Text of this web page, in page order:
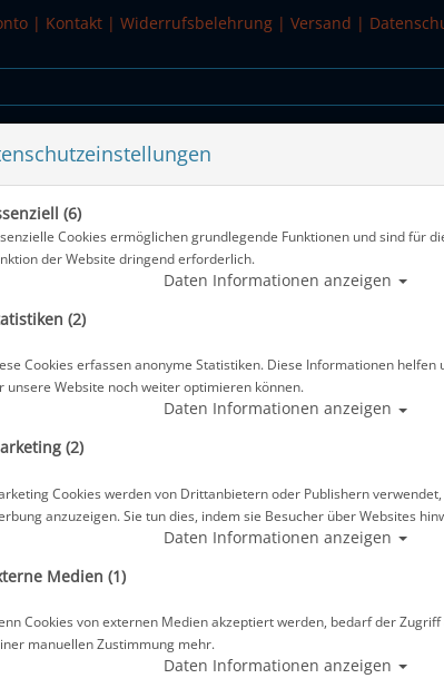
| Kontakt | Widerrufsbelehrung | Versand |
WASSERSPORT SALE
Baruna Silber Anhänger -
Artikelnr.: bar-diver
59,90 €*
Lieferbar in 1-3 Werktage, der
Prämienpunkte: 60
(6)
Cookies ermöglichen grundlegende Funktionen und sind für
der Website dringend erforderlich.
Daten Informationen anzeigen
(2)
Cookies erfassen anonyme Statistiken. Diese Informationen helfen
unsere Website noch weiter optimieren können.
Daten Informationen anzeigen
(2)
Cookies werden von Drittanbietern oder Publishern
anzuzeigen. Sie tun dies, indem sie Besucher über Websites
Daten Informationen anzeigen
Medien (1)
Cookies von externen Medien akzeptiert werden, bedarf der
manuellen Zustimmung mehr.
Daten Informationen anzeigen